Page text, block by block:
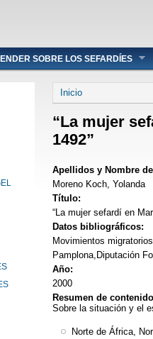
SOBRE LOS SEFARDÍES
Se encuentra
Inicio
“La mujer
1492”
Apellidos y Nombre
Moreno Koch, Yolanda
Título:
“La mujer sefardí en
Datos bibliográficos:
Movimientos
Pamplona,Diputación
Año:
2000
Resumen de
Sobre la situación y el
Norte de África,